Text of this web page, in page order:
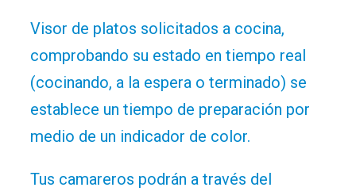
Visor de platos solicitados a cocina,
comprobando su estado en tiempo real
(cocinando, a la espera o terminado) se
establece un tiempo de preparación por
medio de un indicador de color.
Tus camareros podrán a través del